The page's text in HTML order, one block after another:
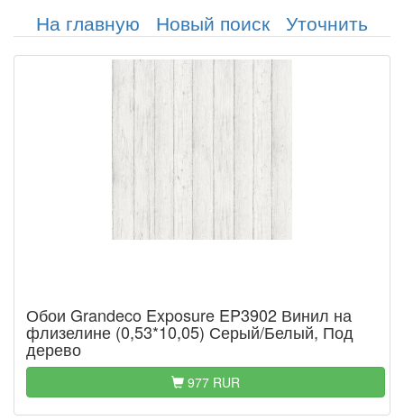
На главную Новый поиск Уточнить
Обои Grandeco Exposure EP3902 Винил на
флизелине (0,53*10,05) Серый/Белый, Под
дерево
977 RUR